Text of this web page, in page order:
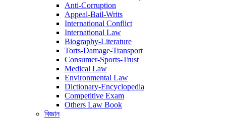
Anti-Corruption
Appeal-Bail-Writs
International Conflict
International Law
Biography-Literature
Torts-Damage-Transport
Consumer-Sports-Trust
Medical Law
Environmental Law
Dictionary-Encyclopedia
Competitive Exam
Others Law Book
বিজ্ঞান